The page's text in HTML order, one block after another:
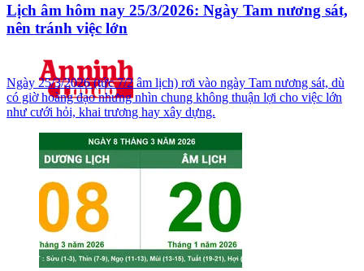
Lịch âm hôm nay 25/3/2026: Ngày Tam nương sát,
nên tránh việc lớn
Ngày 25/3/2026 (tức 7/2 âm lịch) rơi vào ngày Tam nương sát, dù
có giờ hoàng đạo nhưng nhìn chung không thuận lợi cho việc lớn
như cưới hỏi, khai trương hay xây dựng.